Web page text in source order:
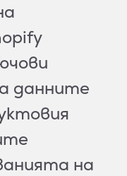
данните
на